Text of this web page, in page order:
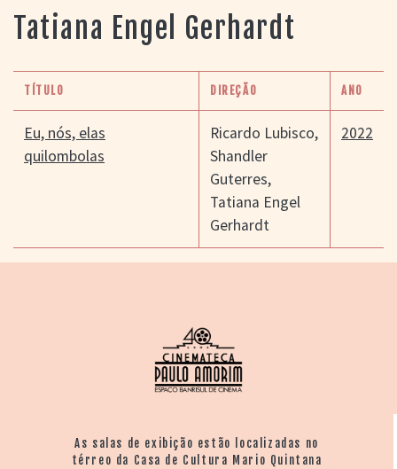
PORTAL DO
CINEMA GAÚCHO
> LISTA DE FILMES
> FILMOGRAFIAS DE
CINEASTAS
> DISCOGRAFIAS
Tatiana Engel Gerhardt
TÍTULO DIREÇÃO ANO
Eu, nós, elas
quilombolas
Ricardo Lubisco,
Shandler
Guterres,
Tatiana Engel
Gerhardt
2022
As salas de exibição estão localizadas no
térreo da Casa de Cultura Mario Quintana